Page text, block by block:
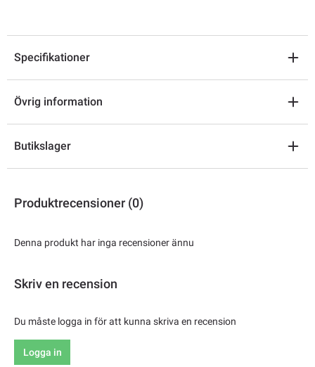
Specifikationer
Övrig information
Butikslager
Produktrecensioner (0)
Denna produkt har inga recensioner ännu
Skriv en recension
Du måste logga in för att kunna skriva en recension
Logga in